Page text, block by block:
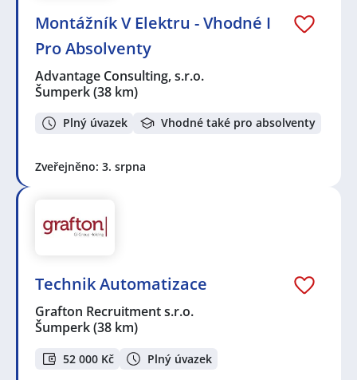
Montážník V Elektru - Vhodné I
Pro Absolventy
Advantage Consulting, s.r.o.
Šumperk(38 km)
Plný úvazek Vhodné také pro absolventy
Zveřejněno: 3. srpna
Technik Automatizace
Grafton Recruitment s.r.o.
Šumperk(38 km)
52 000 Kč Plný úvazek